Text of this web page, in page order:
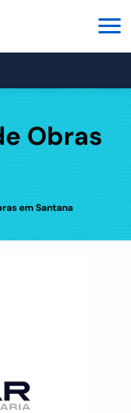
Obras
em Santana